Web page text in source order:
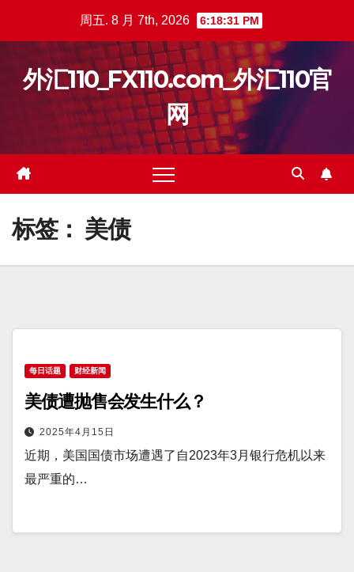
周五. 8 月 7th, 2026 6:18:31 PM
外汇110_FX110.com_外汇110官
网
标签： 美债
每日话题 财经新闻
美债遭抛售会发生什么？
2025年4月15日
近期，美国国债市场遭遇了自2023年3月银行危机以来
最严重的…